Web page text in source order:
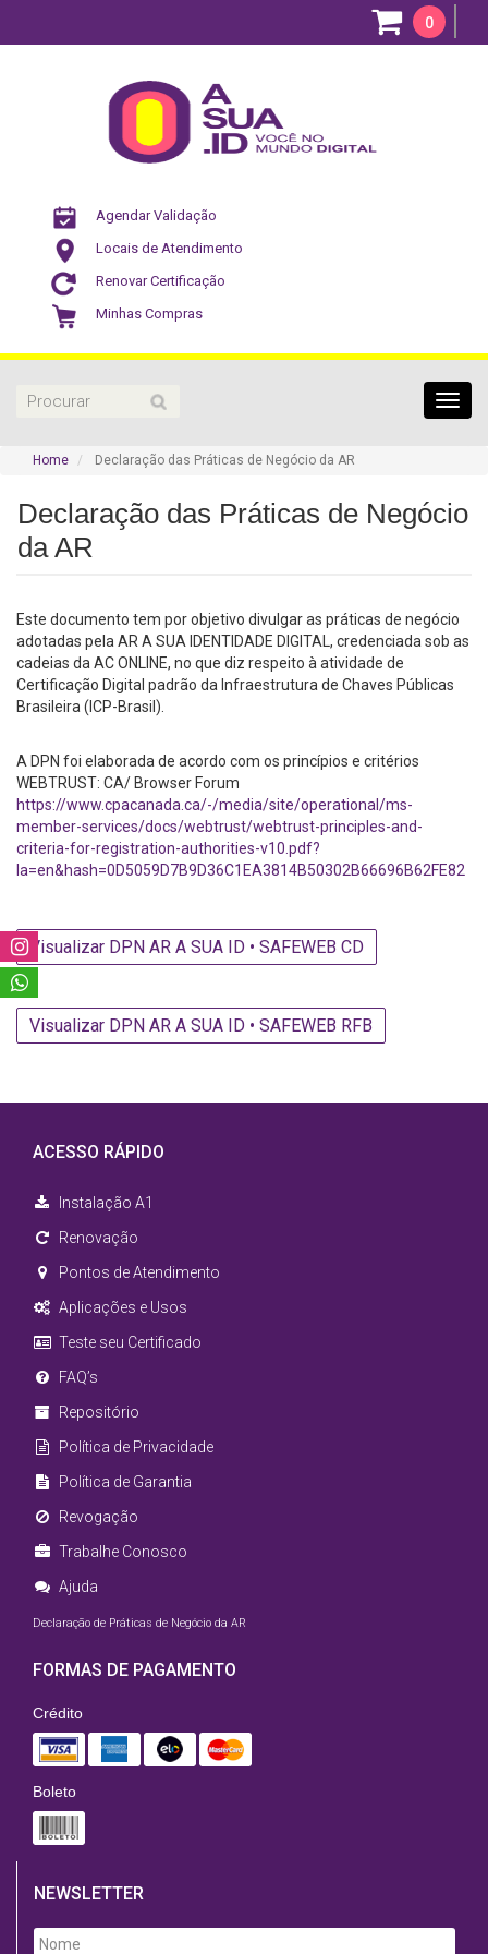
0
Agendar Validação
Locais de Atendimento
Renovar Certificação
Minhas Compras
Home Declaração das Práticas de Negócio da AR
Declaração das Práticas de Negócio
da AR
Este documento tem por objetivo divulgar as práticas de negócio
adotadas pela AR A SUA IDENTIDADE DIGITAL, credenciada sob as
cadeias da AC ONLINE, no que diz respeito à atividade de
Certificação Digital padrão da Infraestrutura de Chaves Públicas
Brasileira (ICP-Brasil).
A DPN foi elaborada de acordo com os princípios e critérios
WEBTRUST: CA/ Browser Forum
https://www.cpacanada.ca/-/media/site/operational/ms-
member-services/docs/webtrust/webtrust-principles-and-
criteria-for-registration-authorities-v10.pdf?
la=en&hash=0D5059D7B9D36C1EA3814B50302B66696B62FE82
Visualizar DPN AR A SUA ID • SAFEWEB CD
Visualizar DPN AR A SUA ID • SAFEWEB RFB
ACESSO RÁPIDO
Instalação A1
Renovação
Pontos de Atendimento
Aplicações e Usos
Teste seu Certificado
FAQ’s
Repositório
Política de Privacidade
Política de Garantia
Revogação
Trabalhe Conosco
Ajuda
Declaração de Práticas de Negócio da AR
FORMAS DE PAGAMENTO
Crédito
Boleto
NEWSLETTER